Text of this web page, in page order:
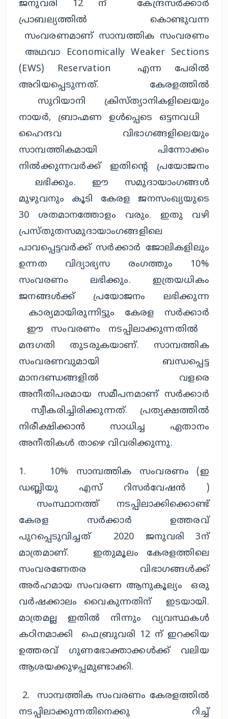
ജനുവരി 12 ന് കേന്ദ്രസർക്കാർ
പ്രാബല്യത്തിൽ കൊണ്ടുവന്ന
സംവരണമാണ് സാമ്പത്തിക സംവരണം
അഥവാ Economically Weaker Sections
(EWS) Reservation എന്ന പേരിൽ
അറിയപ്പെടുന്നത്. കേരളത്തിൽ
സുറിയാനി ക്രിസ്ത്യാനികളിലെയും
നായർ, ബ്രാഹ്മണ ഉൾപ്പെടെ ഒട്ടനവധി
ഹൈന്ദവ വിഭാഗങ്ങളിലെയും
സാമ്പത്തികമായി പിന്നോക്കം
നിൽക്കുന്നവർക്ക് ഇതിന്റെ പ്രയോജനം
ലഭിക്കും. ഈ സമുദായാംഗങ്ങൾ
മുഴുവനും കൂടി കേരള ജനസംഖ്യയുടെ
30 ശതമാനത്തോളം വരും. ഇതു വഴി
പ്രസ്തുതസമുദായാംഗങ്ങളിലെ
പാവപ്പെട്ടവർക്ക് സർക്കാർ ജോലികളിലും
ഉന്നത വിദ്യാഭ്യസ രംഗത്തും 10%
സംവരണം ലഭിക്കും. ഇത്രയധികം
ജനങ്ങൾക്ക് പ്രയോജനം ലഭിക്കുന്ന
കാര്യമായിരുന്നിട്ടും കേരള സർക്കാർ
ഈ സംവരണം നടപ്പിലാക്കുന്നതിൽ
മന്ദഗതി തുടരുകയാണ്. സാമ്പത്തിക
സംവരണവുമായി ബന്ധപ്പെട്ട
മാനദണ്ഡങ്ങളിൽ വളരെ
അനീതിപരമായ സമീപനമാണ് സർക്കാർ
സ്വീകരിച്ചിരിക്കുന്നത്. പ്രത്യക്ഷത്തിൽ
നിരീക്ഷിക്കാൻ സാധിച്ച ഏതാനം
അനീതികൾ താഴെ വിവരിക്കുന്നു.
1. 10% സാമ്പത്തിക സംവരണം (ഇ
ഡബ്ലിയു എസ് റിസർവേഷൻ )
സംസ്ഥാനത്ത് നടപ്പിലാക്കിക്കൊണ്ട്
കേരള സർക്കാർ ഉത്തരവ്
പുറപ്പെടുവിച്ചത് 2020 ജനുവരി 3ന്
മാത്രമാണ്. ഇതുമൂലം കേരളത്തിലെ
സംവരണേതര വിഭാഗങ്ങൾക്ക്
അർഹമായ സംവരണ ആനുകൂല്യം ഒരു
വർഷക്കാലം വൈകുന്നതിന് ഇടയായി.
മാത്രമല്ല ഇതിൽ നിന്നും വ്യവസ്ഥകൾ
കഠിനമാക്കി ഫെബ്രുവരി 12 ന് ഇറക്കിയ
ഉത്തരവ് ഗുണഭോക്താക്കൾക്ക് വലിയ
ആശയക്കുഴപ്പമുണ്ടാക്കി.
2. സാമ്പത്തിക സംവരണം കേരളത്തിൽ
നടപ്പിലാക്കുന്നതിനെക്കു റിച്ച്